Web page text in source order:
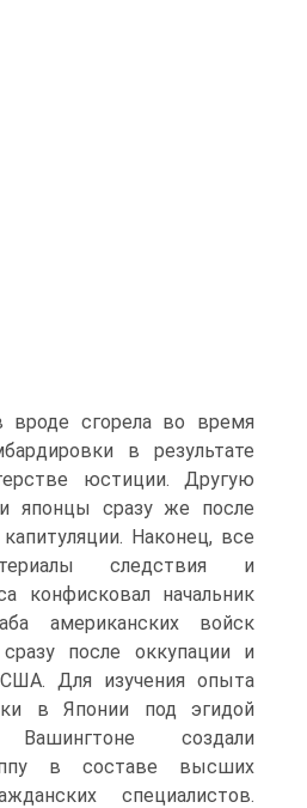
вроде сгорела во время
в результате
юстиции. Другую
японцы сразу же после
Наконец, все
следствия и
конфисковал начальник
американских войск
сразу после оккупации и
Для изучения опыта
в Японии под эгидой
создали
в составе высших
специалистов.